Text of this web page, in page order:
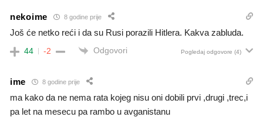
nekoime 8 godine prije
Još će netko reći i da su Rusi porazili Hitlera. Kakva zabluda.
44 -2 Odgovori Pogledaj odgovore (4)
ime 8 godine prije
ma kako da ne nema rata kojeg nisu oni dobili prvi ,drugi ,trec,i
pa let na mesecu pa rambo u avganistanu